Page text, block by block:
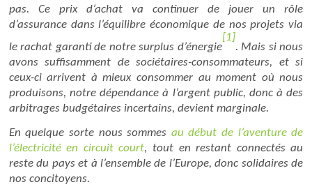
pas. Ce prix d’achat va continuer de jouer un rôle
d’assurance dans l’équilibre économique de nos projets via
le rachat garanti de notre surplus d’énergie
[1]
. Mais si nous
avons suffisamment de sociétaires-consommateurs, et si
ceux-ci arrivent à mieux consommer au moment où nous
produisons, notre dépendance à l’argent public, donc à des
arbitrages budgétaires incertains, devient marginale.
En quelque sorte nous sommes au début de l’aventure de
l’électricité en circuit court, tout en restant connectés au
reste du pays et à l’ensemble de l’Europe, donc solidaires de
nos concitoyens.